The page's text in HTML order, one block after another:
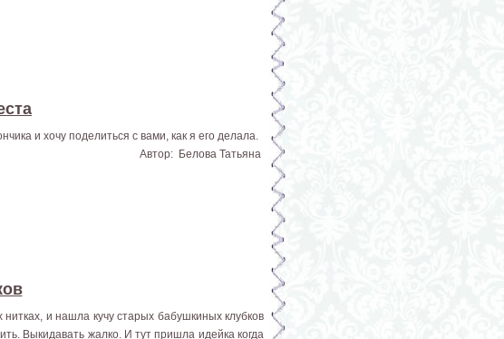
и хочу поделиться с вами, как я его делала.
Автор: Белова Татьяна
и нашла кучу старых бабушкиных клубков
Выкидавать жалко. И тут пришла идейка когда